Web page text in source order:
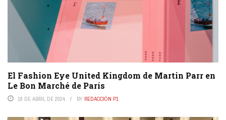
El Fashion Eye United Kingdom de Martin Parr en
Le Bon Marché de París
18 DE ABRIL DE 2024 BY REDACCIÓN P1